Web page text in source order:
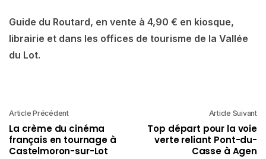
Guide du Routard, en vente à 4,90 € en kiosque,
librairie et dans les offices de tourisme de la Vallée
du Lot.
Article Précédent
La crème du cinéma
français en tournage à
Castelmoron-sur-Lot
Article Suivant
Top départ pour la voie
verte reliant Pont-du-
Casse à Agen